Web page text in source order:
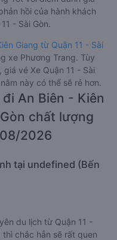
hồi của hành khách
- Sài Gòn.
Giang từ Quận 11 - Sài
xe Phương Trang. Tùy
vé Xe Quận 11 - Sài
này có thể sẽ rẻ hơn.
An Biên - Kiên
chất lượng
2026
tại undefined (Bến
du lịch từ Quận 11 -
thì chắc hẳn sẽ rất quen